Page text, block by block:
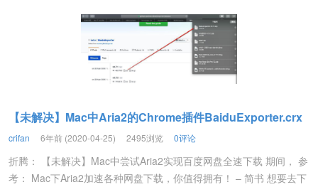
【未解决】Mac中Aria2的Chrome插件BaiduExporter.crx
crifan 6年前 (2020-04-25) 2495浏览 0评论
折腾： 【未解决】Mac中尝试Aria2实现百度网盘全速下载 期间， 参
考： Mac下Aria2加速各种网盘下载，你值得拥有！ – 简书 想要去下